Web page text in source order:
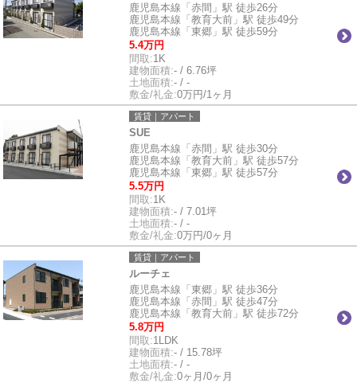
鹿児島本線「赤間」駅 徒歩26分
鹿児島本線「教育大前」駅 徒歩49分
鹿児島本線「東郷」駅 徒歩59分
5.4万円
間取:1K
建物面積:- / 6.76坪
土地面積:- / -
敷金/礼金:0万円/1ヶ月
賃貸｜アパート
SUE
鹿児島本線「赤間」駅 徒歩30分
鹿児島本線「教育大前」駅 徒歩57分
鹿児島本線「東郷」駅 徒歩57分
5.5万円
間取:1K
建物面積:- / 7.01坪
土地面積:- / -
敷金/礼金:0万円/0ヶ月
賃貸｜アパート
ルーチェ
鹿児島本線「東郷」駅 徒歩36分
鹿児島本線「赤間」駅 徒歩47分
鹿児島本線「教育大前」駅 徒歩72分
5.8万円
間取:1LDK
建物面積:- / 15.78坪
土地面積:- / -
敷金/礼金:0ヶ月/0ヶ月